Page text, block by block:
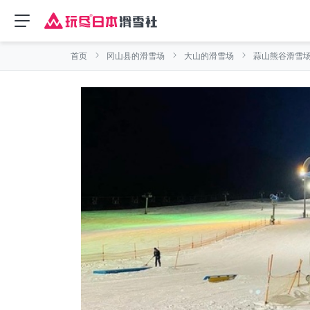
首页 冈山县的滑雪场 大山的滑雪场 蒜山熊谷滑雪